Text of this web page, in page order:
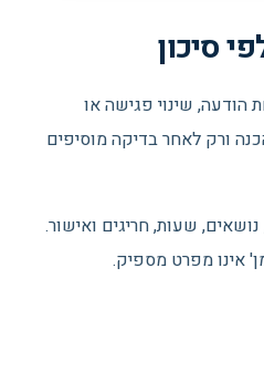
סיכון
הודעה, שינוי פגישה או
ורק לאחר בדיקה מוסיפים
שעות, חריגים ואישור.
אינו מפרט מספיק.